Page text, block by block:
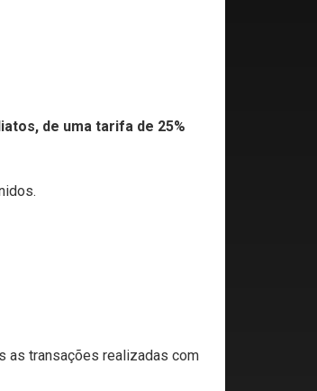
de uma tarifa de 25%
as transações realizadas com